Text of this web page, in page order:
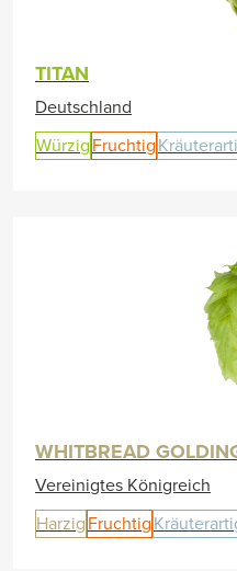
TITAN
Deutschland
Würzig Fruchtig
WHITBREAD
Vereinigtes Königreich
Harzig Fruchtig